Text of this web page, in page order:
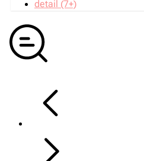
detail (7+)